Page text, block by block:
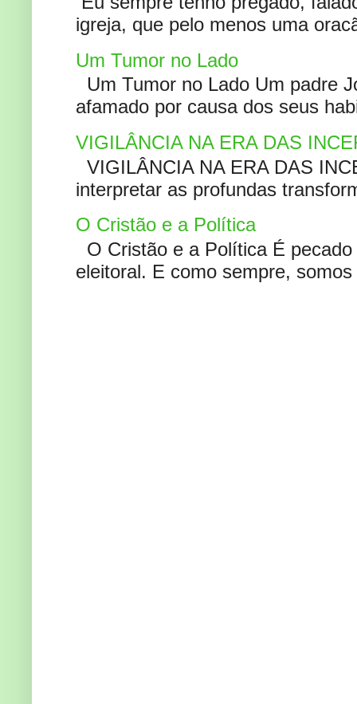
igreja, que pelo menos uma
Um Tumor no Lado
Um Tumor no Lado Um padre
afamado por causa dos seus
VIGILÂNCIA NA ERA DAS
VIGILÂNCIA NA ERA DAS
interpretar as profundas
O Cristão e a Política
O Cristão e a Política É
eleitoral. E como sempre,